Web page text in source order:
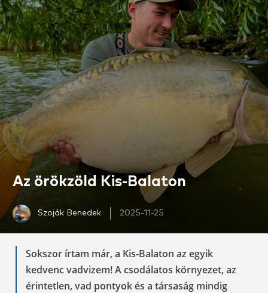
Az örökzöld Kis-Balaton
Szoják Benedek 2025-11-25
Sokszor írtam már, a Kis-Balaton az egyik
kedvenc vadvizem! A csodálatos környezet, az
érintetlen, vad pontyok és a társaság mindig